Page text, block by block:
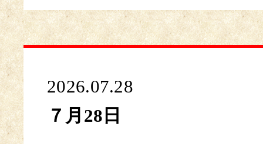
2026.07.28
７月28日